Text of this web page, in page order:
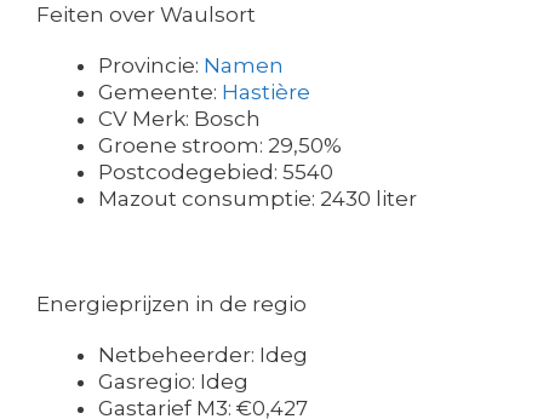
Feiten over Waulsort
Provincie: Namen
Gemeente: Hastière
CV Merk: Bosch
Groene stroom: 29,50%
Postcodegebied: 5540
Mazout consumptie: 2430 liter
Energieprijzen in de regio
Netbeheerder: Ideg
Gasregio: Ideg
Gastarief M3: €0,427